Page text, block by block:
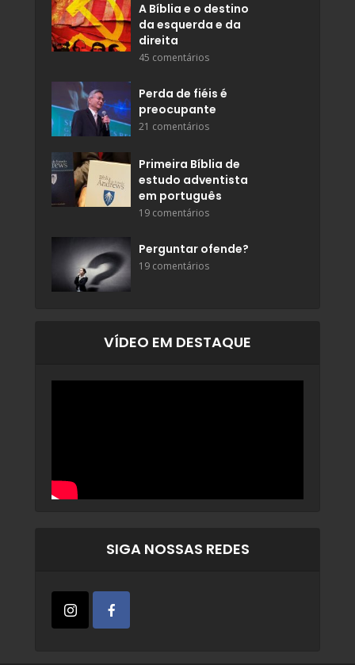
A Bíblia e o destino
da esquerda e da
direita
45 comentários
Perda de fiéis é
preocupante
21 comentários
Primeira Bíblia de
estudo adventista
em português
19 comentários
Perguntar ofende?
19 comentários
VÍDEO EM DESTAQUE
SIGA NOSSAS REDES